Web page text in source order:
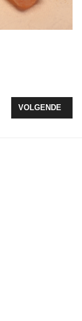
VOLGENDE
VOLGENDE